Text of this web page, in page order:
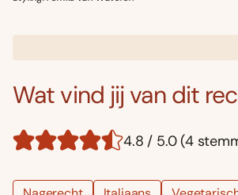
Wat vind jij van dit
4.8 / 5.0 (4